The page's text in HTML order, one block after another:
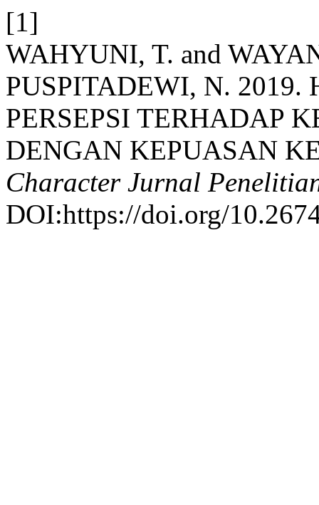
[1]
WAHYUNI, T. and
PUSPITADEWI, N.
PERSEPSI TERHADAP
DENGAN KEPUASAN
Character Jurnal
DOI:https://doi.org/